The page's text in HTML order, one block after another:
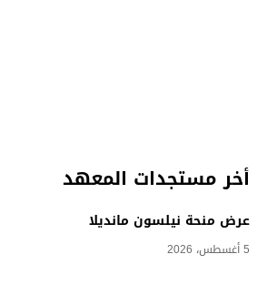
أخر مستجدات المعهد
عرض منحة نيلسون مانديلا
5 أغسطس، 2026